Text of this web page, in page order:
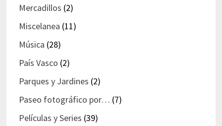
Mercadillos (2)
Miscelanea (11)
Música (28)
País Vasco (2)
Parques y Jardines (2)
Paseo fotográfico por… (7)
Películas y Series (39)